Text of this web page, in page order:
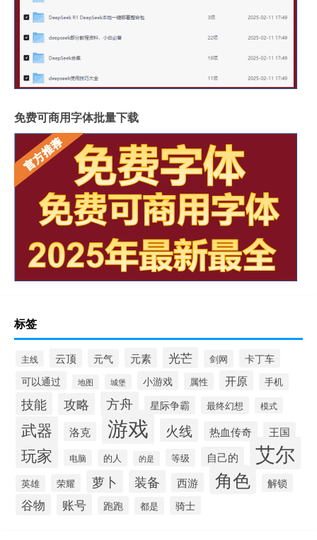
免费可商用字体批量下载
标签
主线 云顶 元气 元素 光芒 剑网 卡丁车
可以通过 地图 城堡 小游戏 属性 开原 手机
技能 攻略 方舟 星际争霸 最终幻想 模式
武器 洛克 游戏 火线 热血传奇 王国
玩家 电脑 的人 的是 等级 自己的 艾尔
英雄 荣耀 萝卜 装备 西游 角色 解锁
谷物 账号 跑跑 都是 骑士